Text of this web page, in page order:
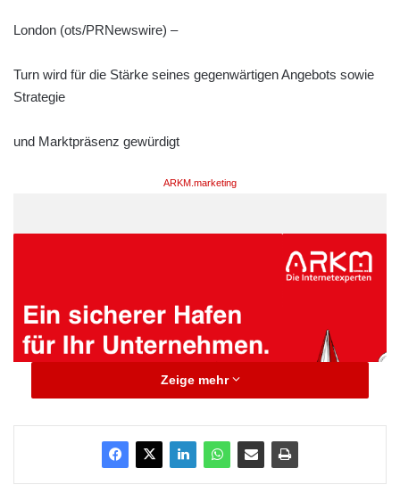
London (ots/PRNewswire) –
Turn wird für die Stärke seines gegenwärtigen Angebots sowie
Strategie
und Marktpräsenz gewürdigt
ARKM.marketing
Zeige mehr